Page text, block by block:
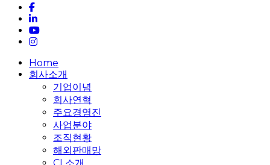
facebook
linkedin
youtube
instagram
Close
Menu
Home
회사소개
기업이념
회사연혁
주요경영진
사업분야
조직현황
해외판매망
CI 소개